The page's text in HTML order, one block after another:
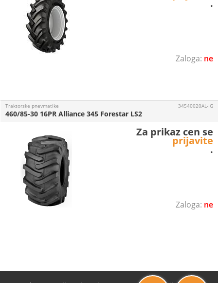
ne
.
ne
Traktorske pnevmatike
460/85-30 16PR Alliance 345 Forestar LS2
34540020AL-IG
Za prikaz cen se
prijavite
.